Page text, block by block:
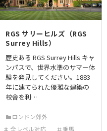
RGS サリーヒルズ（RGS
Surrey Hills）
歴史ある RGS Surrey Hills キャ
ンパスで、世界水準のサマー体
験を発見してください。1883
年に建てられた優雅な建築の
校舎を利…
ロンドン郊外
全レベル対応
乗馬